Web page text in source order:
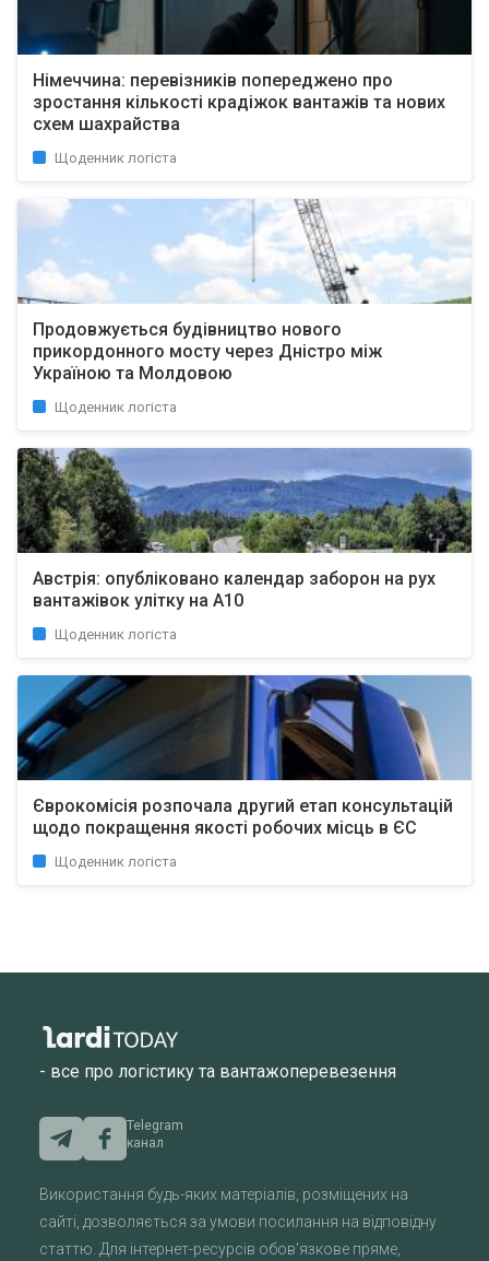
Німеччина: перевізників попереджено про
зростання кількості крадіжок вантажів та нових
схем шахрайства
Щоденник логіста
Продовжується будівництво нового
прикордонного мосту через Дністро між
Україною та Молдовою
Щоденник логіста
Австрія: опубліковано календар заборон на рух
вантажівок улітку на A10
Щоденник логіста
Єврокомісія розпочала другий етап консультацій
щодо покращення якості робочих місць в ЄС
Щоденник логіста
- все про логістику та вантажоперевезення
Telegram
канал
Використання будь-яких матеріалів, розміщених на
сайті, дозволяється за умови посилання на відповідну
статтю. Для інтернет-ресурсів обов'язкове пряме,